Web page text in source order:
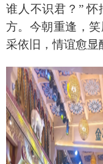
谁人不识君？”
方。今朝重逢，
采依旧，情谊愈显